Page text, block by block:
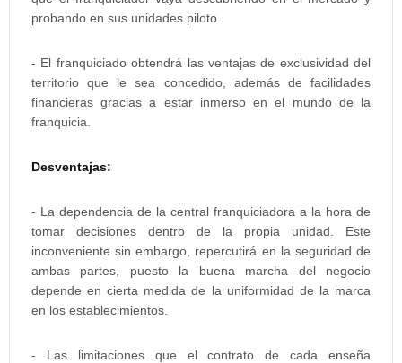
probando en sus unidades piloto.
- El franquiciado obtendrá las ventajas de exclusividad del
territorio que le sea concedido, además de facilidades
financieras gracias a estar inmerso en el mundo de la
franquicia.
Desventajas:
- La dependencia de la central franquiciadora a la hora de
tomar decisiones dentro de la propia unidad. Este
inconveniente sin embargo, repercutirá en la seguridad de
ambas partes, puesto la buena marcha del negocio
depende en cierta medida de la uniformidad de la marca
en los establecimientos.
- Las limitaciones que el contrato de cada enseña